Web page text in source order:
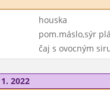
houska
pom.máslo,sýr
čaj s ovocným
2022